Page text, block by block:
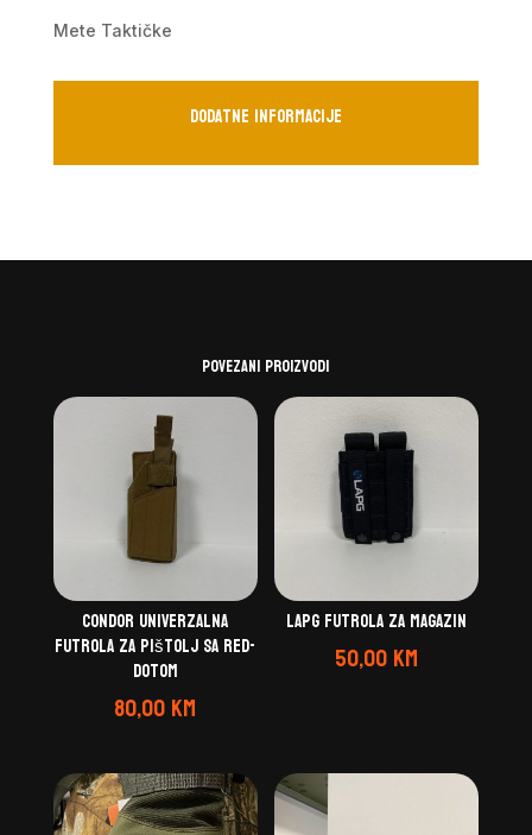
Mete Taktičke
Dodatne informacije
Povezani proizvodi
Condor univerzalna
futrola za pištolj sa red-
dotom
80,00KM
LAPG futrola za magazin
50,00KM